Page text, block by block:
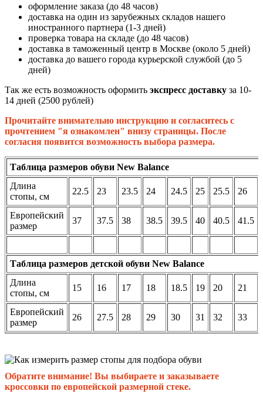
оформление заказа (до 48 часов)
доставка на один из зарубежных складов нашего
иностранного партнера (1-3 дней)
проверка товара на складе (до 48 часов)
доставка в таможенный центр в Москве (около 5 дней)
доставка до вашего города курьерской службой (до 5
дней)
Так же есть возможность оформить экспресс доставку за 10-
14 дней (2500 рублей)
Прочитайте внимательно инструкцию и согласитесь с
прочтением "я ознакомлен" внизу страницы. После
согласия появится возможность выбора размера.
Таблица размеров обуви New Balance
Длина
стопы, см
22.5 23 23.5 24 24.5 25 25.5 26
Европейский
размер
37 37.5 38 38.5 39.5 40 40.5 41.5
Таблица размеров детской обуви New Balance
Длина
стопы, см
15 16 17 18 18.5 19 20 21
Европейский
размер
26 27.5 28 29 30 31 32 33
Обратите внимание! Вы выбираете и заказываете
кроссовки по европейской размерной стеке.